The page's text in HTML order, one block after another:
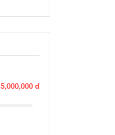
5,000,000 đ